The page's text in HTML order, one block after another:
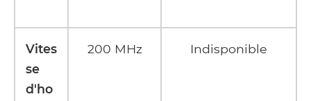
Vites
se
d'ho
200 MHz Indisponible